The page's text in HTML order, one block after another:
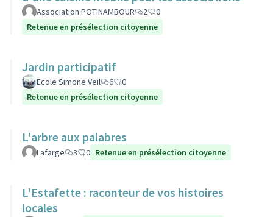
Association POTINAMBOUR 2
0
Retenue en présélection citoyenne
Jardin participatif
Ecole Simone Veil 6
0
Retenue en présélection citoyenne
L'arbre aux palabres
Lafarge 3 0 Retenue en présélection citoyenne
L'Estafette : raconteur de vos histoires
locales